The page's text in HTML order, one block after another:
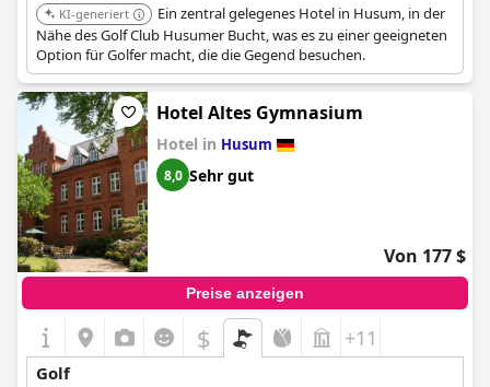
KI-generiert
Ein zentral gelegenes Hotel in Husum, in der
Nähe des Golf Club Husumer Bucht, was es zu einer geeigneten
Option für Golfer macht, die die Gegend besuchen.
Hotel Altes Gymnasium
Hotel in Husum
8,0 Sehr gut
Von 177 $
Preise anzeigen
$ +11
Golf